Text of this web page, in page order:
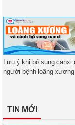
Lưu ý khi bổ sung canxi
người bệnh loãng xương
TIN MỚI